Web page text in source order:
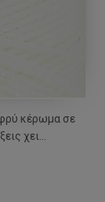
κέρωμα σε
χει...